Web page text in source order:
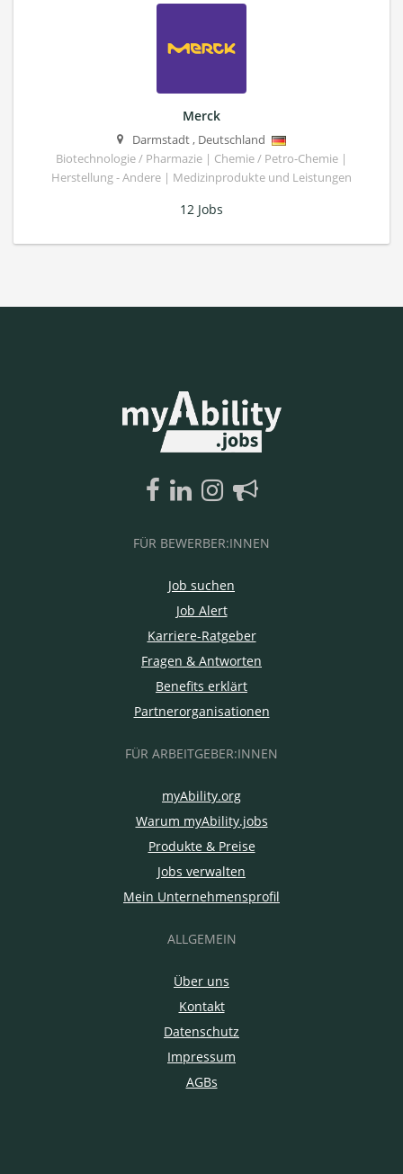
Merck
Darmstadt, Deutschland
Biotechnologie / Pharmazie | Chemie / Petro-Chemie |
Herstellung - Andere | Medizinprodukte und Leistungen
12 Jobs
FÜR BEWERBER:INNEN
Job suchen
Job Alert
Karriere-Ratgeber
Fragen & Antworten
Benefits erklärt
Partnerorganisationen
FÜR ARBEITGEBER:INNEN
myAbility.org
Warum myAbility.jobs
Produkte & Preise
Jobs verwalten
Mein Unternehmensprofil
ALLGEMEIN
Über uns
Kontakt
Datenschutz
Impressum
AGBs